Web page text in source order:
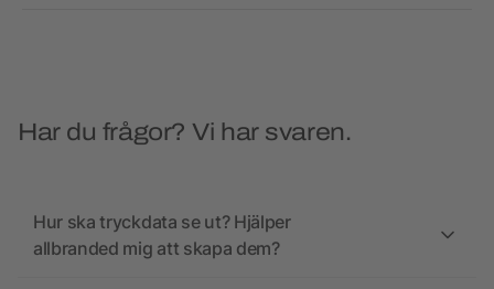
Har du frågor? Vi har svaren.
Hur ska tryckdata se ut? Hjälper
allbranded mig att skapa dem?